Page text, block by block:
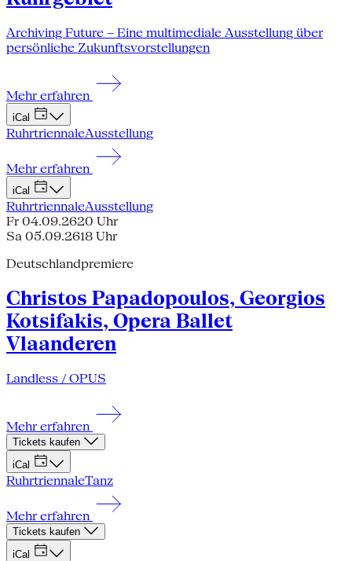
Archiving Future – Eine multimediale Ausstellung über
persönliche Zukunftsvorstellungen
Mehr erfahren
iCal
RuhrtriennaleAusstellung
Mehr erfahren
iCal
RuhrtriennaleAusstellung
Fr 04.09.2620 Uhr
Sa 05.09.2618 Uhr
Deutschlandpremiere
Christos Papadopoulos, Georgios
Kotsifakis, Opera Ballet
Vlaanderen
Landless / OPUS
Mehr erfahren
Tickets kaufen
iCal
RuhrtriennaleTanz
Mehr erfahren
Tickets kaufen
iCal